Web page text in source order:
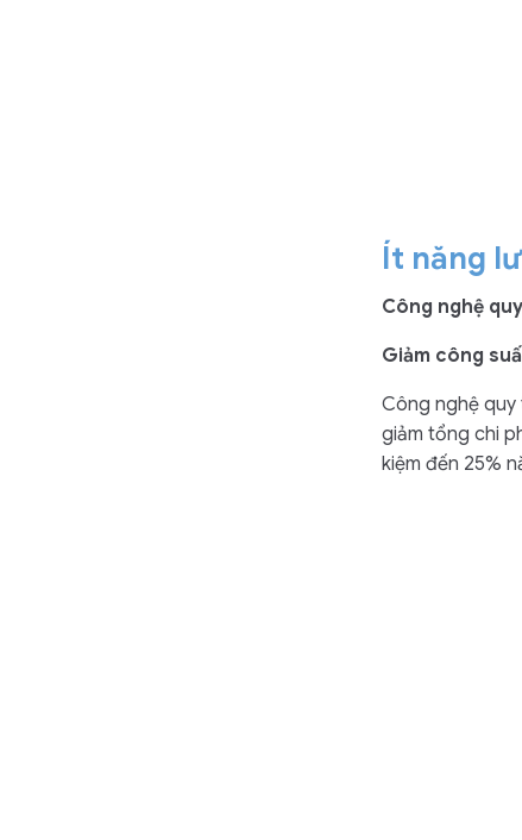
Ít năng
Công nghệ
Giảm công
Công nghệ quy
giảm tổng chi
kiệm đến 25%